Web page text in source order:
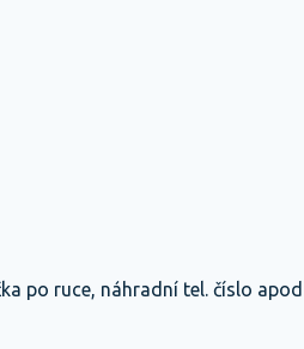
po ruce, náhradní tel. číslo